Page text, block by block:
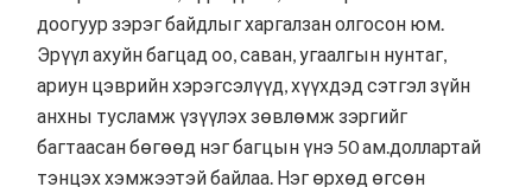
доогуур зэрэг байдлыг харгалзан олгосон юм.
Эрүүл ахуйн багцад оо, саван, угаалгын нунтаг,
ариун цэврийн хэрэгсэлүүд, хүүхдэд сэтгэл зүйн
анхны тусламж үзүүлэх зөвлөмж зэргийг
багтаасан бөгөөд нэг багцын үнэ 50 ам.доллартай
тэнцэх хэмжээтэй байлаа. Нэг өрхөд өгсөн